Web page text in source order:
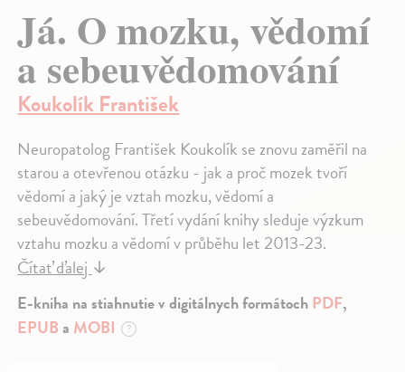
Já. O mozku, vědomí
a sebeuvědomování
Koukolík František
Neuropatolog František Koukolík se znovu zaměřil na
starou a otevřenou otázku - jak a proč mozek tvoří
vědomí a jaký je vztah mozku, vědomí a
sebeuvědomování. Třetí vydání knihy sleduje výzkum
vztahu mozku a vědomí v průběhu let 2013-23.
Čítať ďalej↓
E-kniha na stiahnutie v digitálnych formátochPDF,
EPUBa MOBI ?